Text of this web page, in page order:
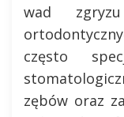
wad
często
zębów oraz